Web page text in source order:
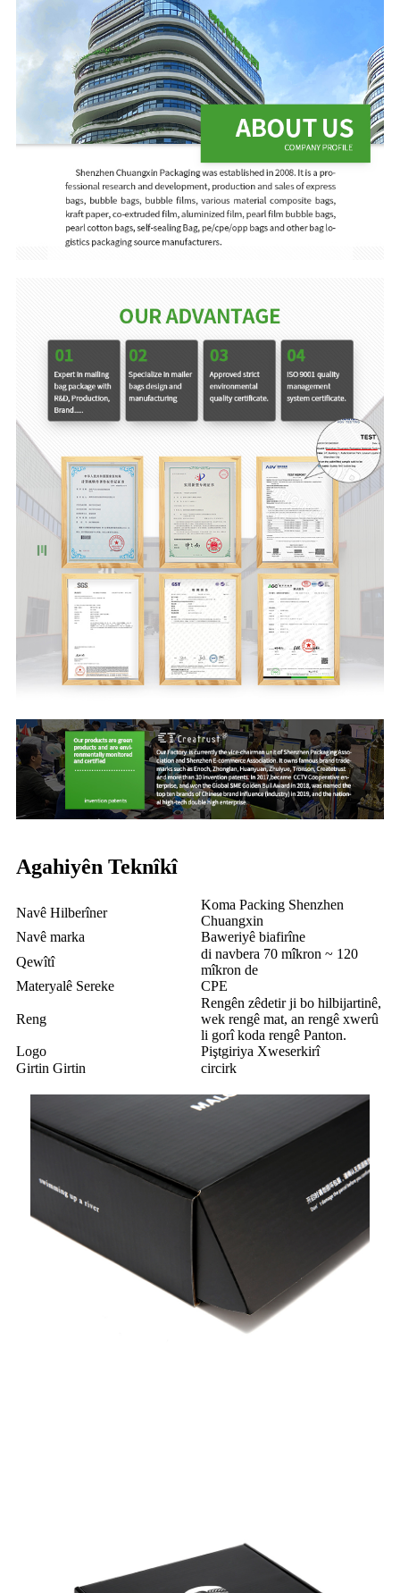
Agahiyên Teknîkî
Navê Hilberîner
Koma Packing Shenzhen
Chuangxin
Navê marka
Baweriyê biafirîne
Qewîtî
di navbera 70 mîkron ~ 120
mîkron de
Materyalê Sereke
CPE
Reng
Rengên zêdetir ji bo hilbijartinê,
wek rengê mat, an rengê xwerû
li gorî koda rengê Panton.
Logo
Piştgiriya Xweserkirî
Girtin Girtin
circirk